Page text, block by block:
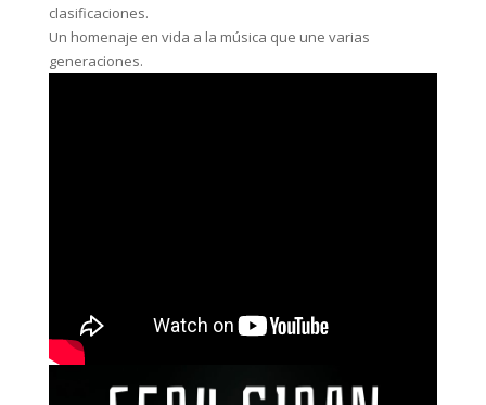
clasificaciones.
Un homenaje en vida a la música que une varias
generaciones.